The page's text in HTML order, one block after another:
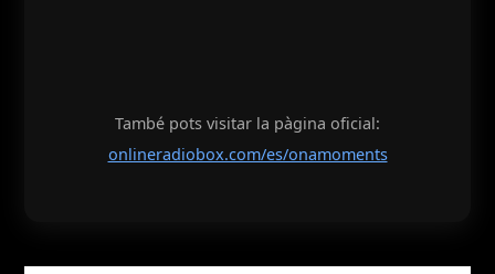
També pots visitar la pàgina oficial:
onlineradiobox.com/es/onamoments